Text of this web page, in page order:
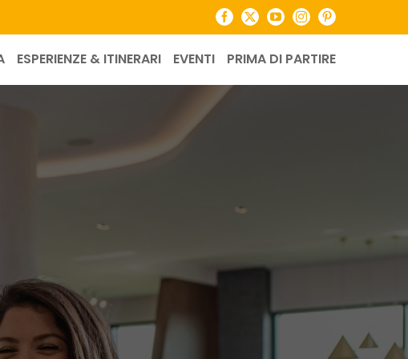
Facebook
X YouTubeInstagramPinterest
ESPERIENZE & ITINERARI EVENTI PRIMA DI PARTIRE